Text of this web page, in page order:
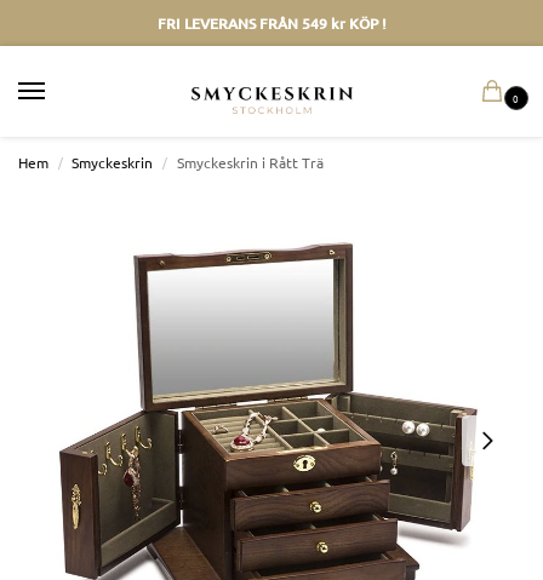
FRI LEVERANS FRÅN 549 kr KÖP !
0
Hem / Smyckeskrin / Smyckeskrin i Rått Trä